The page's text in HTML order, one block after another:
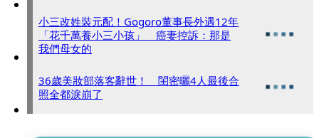
小三改姓裝元配！Gogoro董事長外遇12年
「花千萬養小三小孩」 癌妻控訴：那是
我們母女的
36歲美妝部落客辭世！ 閨密曬4人最後合
照全都淚崩了